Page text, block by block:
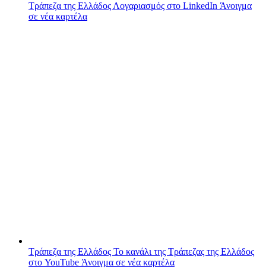
Τράπεζα της Ελλάδος Λογαριασμός στο LinkedIn Άνοιγμα
σε νέα καρτέλα
Τράπεζα της Ελλάδος Το κανάλι της Τράπεζας της Ελλάδος
στο YouTube Άνοιγμα σε νέα καρτέλα